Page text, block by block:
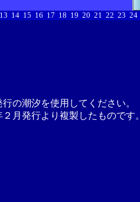
13 14 15 16 17 18 19 20 21 22 23 24
の潮汐を使用してください。
月発行より複製したものです。